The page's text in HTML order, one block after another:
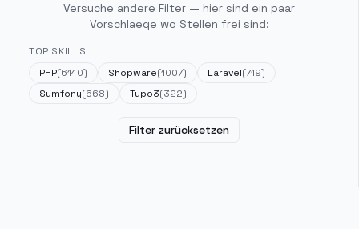
Versuche andere Filter — hier sind ein paar
Vorschlaege wo Stellen frei sind:
TOP SKILLS
PHP(6140) Shopware(1007) Laravel(719)
Symfony(668) Typo3(322)
Filter zurücksetzen